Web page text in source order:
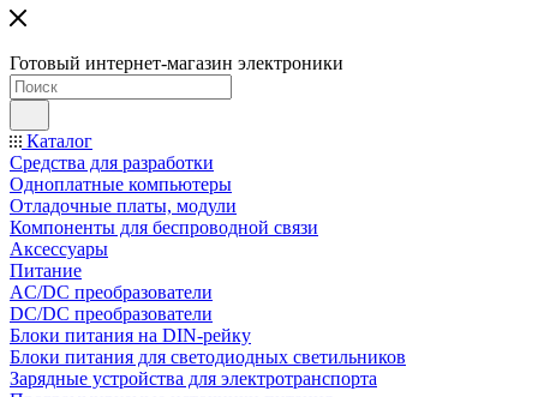
Готовый интернет-магазин электроники
Каталог
Средства для разработки
Одноплатные компьютеры
Отладочные платы, модули
Компоненты для беспроводной связи
Аксессуары
Питание
AC/DC преобразователи
DC/DC преобразователи
Блоки питания на DIN-рейку
Блоки питания для светодиодных светильников
Зарядные устройства для электротранспорта